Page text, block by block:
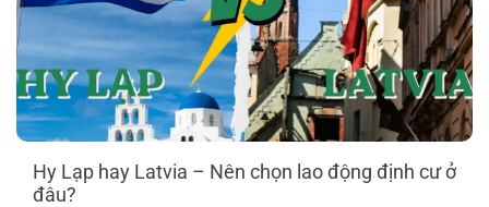
Hy Lạp hay Latvia – Nên chọn lao động định cư ở
đâu?